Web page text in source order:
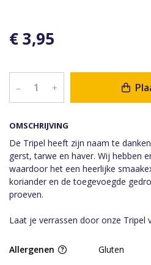
OMSCHRIJVING
De Tripel heeft zijn naam te
gerst, tarwe en haver. Wij hebben
waardoor het een heerlijke
koriander en de toegevoegde
proeven.
Laat je verrassen door onze Tripel
€ 3,95
– +
Allergenen Gluten